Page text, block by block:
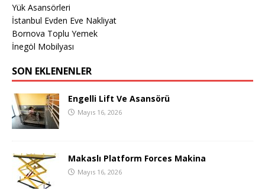
Yük Asansörleri
İstanbul Evden Eve Nakliyat
Bornova Toplu Yemek
İnegöl Mobilyası
SON EKLENENLER
Engelli Lift Ve Asansörü
Mayıs 16, 2026
Makaslı Platform Forces Makina
Mayıs 16, 2026